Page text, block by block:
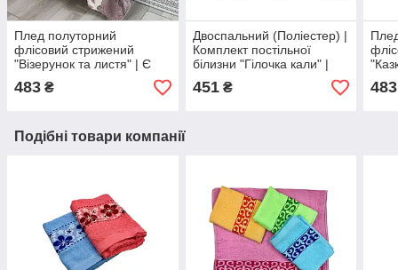
Плед полуторний
флісовий стрижений
"Візерунок та листя" | Є
інші розміри
483 ₴
Двоспальний (Поліестер) |
Комплект постільної
білизни "Гілочка кали" |
Простирадло 180х220 см
451₴ 483
Подібні товари компанії